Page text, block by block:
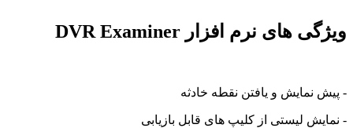
ویژگی های نرم افزار DVR Examiner
- پیش نمایش و یافتن نقطه خادثه
- نمایش لیستی از کلیپ های قابل بازیابی